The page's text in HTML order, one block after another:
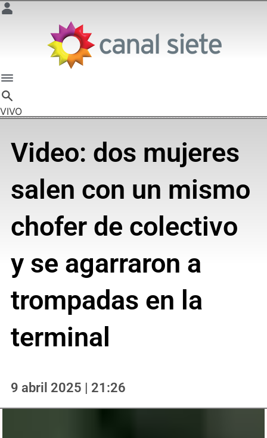
VIVO
Video: dos mujeres
salen con un mismo
chofer de colectivo
y se agarraron a
trompadas en la
terminal
9 abril 2025 | 21:26